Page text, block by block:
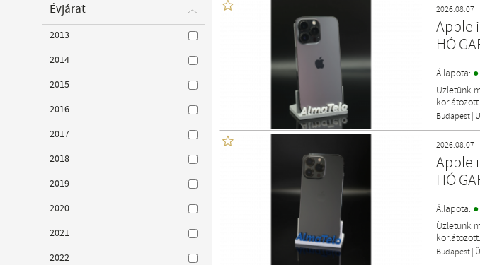
2026.08.07
Apple
HÓ
Állapota: ●
Üzletünk
Budapest |
2026.08.07
Apple
HÓ
Állapota: ●
Üzletünk
Budapest |
Évjárat
2013
2014
2015
2016
2017
2018
2019
2020
2021
2022